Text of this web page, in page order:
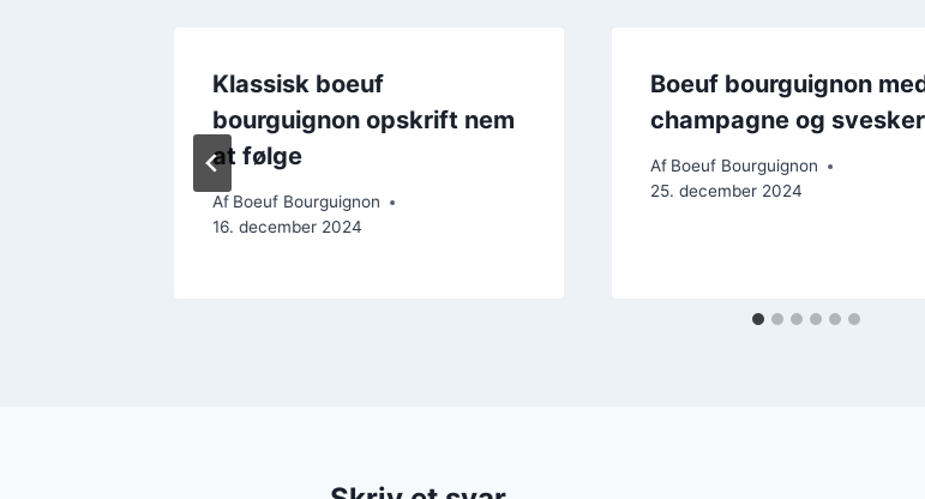
Klassisk boeuf
bourguignon opskrift nem
at følge
Af Boeuf Bourguignon
16. december 2024
Boeuf bourguignon
champagne og svesker
Af Boeuf Bourguignon
25. december 2024